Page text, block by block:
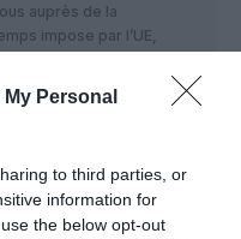
Personal
to third parties, or
information for
the below opt-out
auprès de la
impose par l’UE,
et âme sa
RÉPONDRE